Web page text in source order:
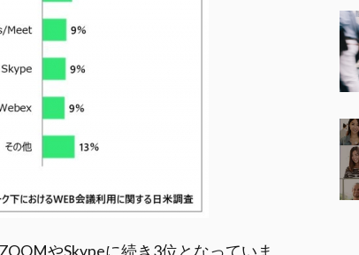
やSkypeに続き3位となっていま